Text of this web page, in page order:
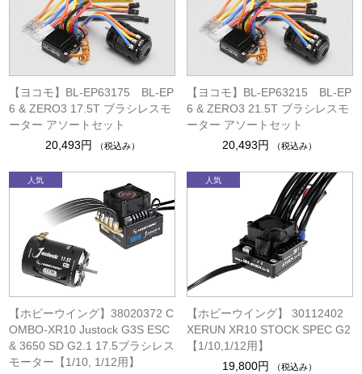
【ヨコモ】BL-EP63175 BL-EP
6 & ZERO3 17.5T ブラシレスモ
ーター アソートセット
20,493円
（税込み）
【ヨコモ】BL-EP63215 BL-EP
6 & ZERO3 21.5T ブラシレスモ
ーター アソートセット
20,493円
（税込み）
【ホビーウイング】38020372 C
OMBO-XR10 Justock G3S ESC
& 3650 SD G2.1 17.5ブラシレス
モーター【1/10, 1/12用】
【ホビーウイング】 30112402
XERUN XR10 STOCK SPEC G2
【1/10,1/12用】
19,800円
（税込み）